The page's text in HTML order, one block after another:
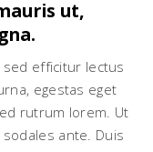
ut,
efficitur lectus
egestas eget
rutrum lorem. Ut
ante. Duis